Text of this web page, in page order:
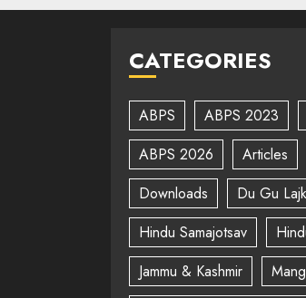
CATEGORIES
ABPS ABPS 2023
ABPS 2026
Articles
Downloads
Du Gu
Hindu Samajotsav
Jammu & Kashmir